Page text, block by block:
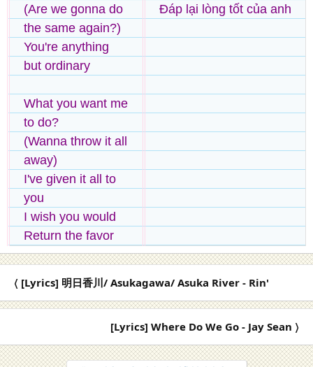
(Are we gonna do
the same again?)
You're anything
but ordinary
What you want me
to do?
(Wanna throw it all
away)
I've given it all to
you
I wish you would
Return the favor
Đáp lại lòng tốt của anh
〈 [Lyrics] 明日香川/ Asukagawa/ Asuka River - Rin'
[Lyrics] Where Do We Go - Jay Sean 〉